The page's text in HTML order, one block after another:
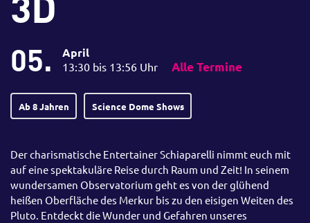
05. April
13:30 bis 13:56 Uhr Alle Termine
Ab 8 Jahren Science Dome Shows
Der charismatische Entertainer Schiaparelli nimmt euch mit
auf eine spektakuläre Reise durch Raum und Zeit! In seinem
wundersamen Observatorium geht es von der glühend
heißen Oberfläche des Merkur bis zu den eisigen Weiten des
Pluto. Entdeckt die Wunder und Gefahren unseres